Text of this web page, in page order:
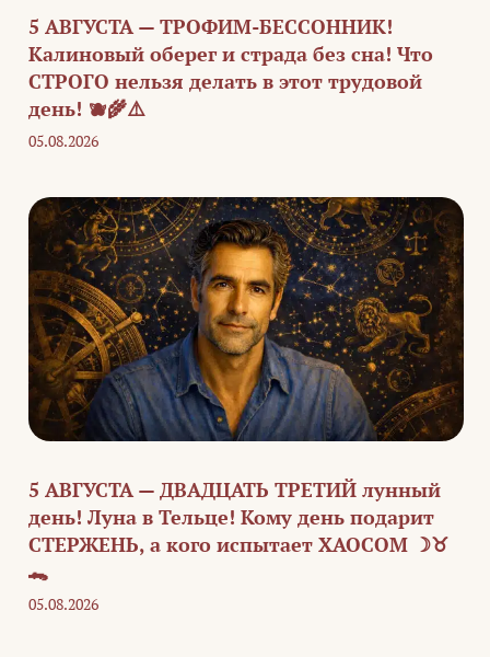
5 АВГУСТА — ТРОФИМ-БЕССОННИК!
Калиновый оберег и страда без сна! Что
СТРОГО нельзя делать в этот трудовой
день! 🫐🌾⚠️
05.08.2026
5 АВГУСТА — ДВАДЦАТЬ ТРЕТИЙ лунный
день! Луна в Тельце! Кому день подарит
СТЕРЖЕНЬ, а кого испытает ХАОСОМ ☽♉
🐊
05.08.2026